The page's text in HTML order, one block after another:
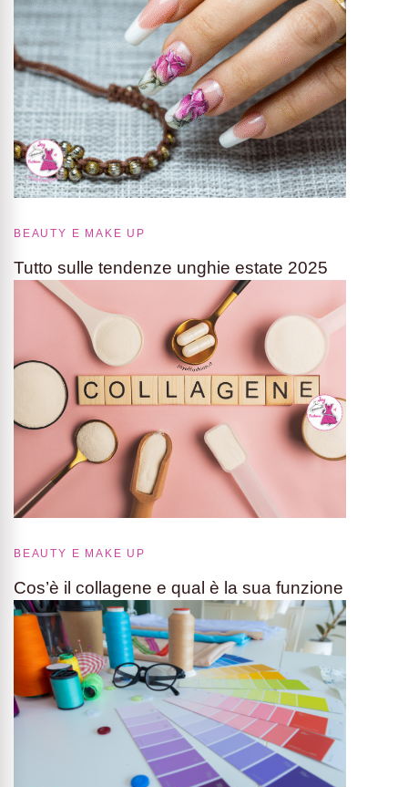
BEAUTY E MAKE UP
Tutto sulle tendenze unghie estate 2025
BEAUTY E MAKE UP
Cos’è il collagene e qual è la sua funzione